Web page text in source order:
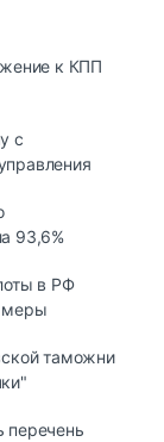
к КПП
с
93,6%
в РФ
меры
таможни
перечень